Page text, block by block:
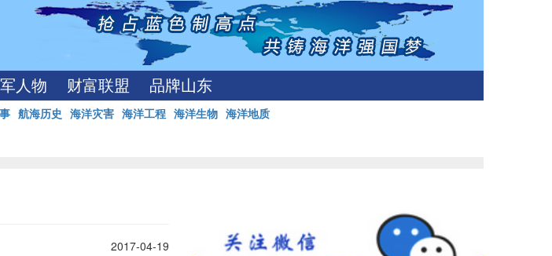
人物 财富联盟 品牌山东
航海历史 海洋灾害 海洋工程 海洋生物 海洋地质
2017-04-19